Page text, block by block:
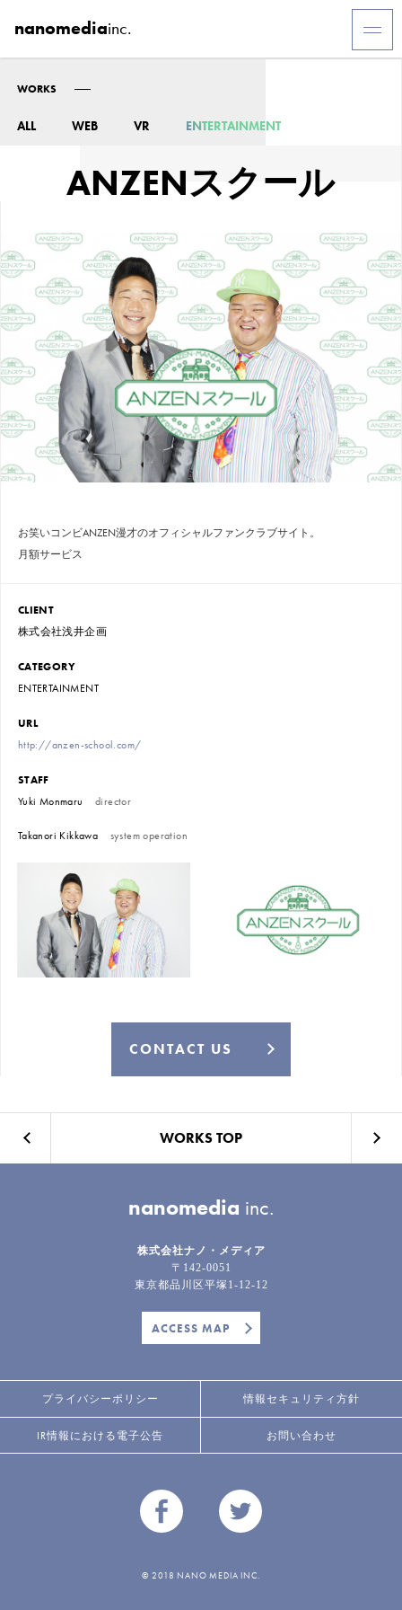
WORKS
ALL WEB VR ENTERTAINMENT
ANZENスクール
お笑いコンビANZEN漫才のオフィシャルファンクラブサイト。
月額サービス
CLIENT
株式会社浅井企画
CATEGORY
ENTERTAINMENT
URL
http://anzen-school.com/
STAFF
Yuki Monmaru
director
Takanori Kikkawa system operation
CONTACT US
WORKS TOP
nanomediainc.
nanomedia inc.
株式会社ナノ・メディア
〒142-0051
東京都品川区平塚1-12-12
ACCESS MAP
プライバシーポリシー 情報セキュリティ方針
IR情報における電子公告 お問い合わせ
© 2018 NANO MEDIA INC.